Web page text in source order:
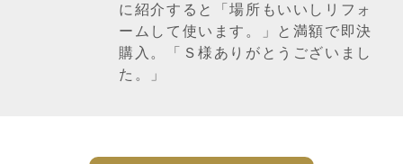
に紹介すると「場所もいいしリフォ
ームして使います。」と満額で即決
購入。「Ｓ様ありがとうございまし
た。」